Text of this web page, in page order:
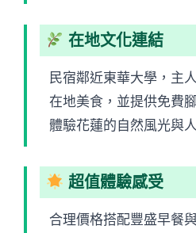
在地文化連結
民宿鄰近東華大學，主
在地美食，並提供免費
體驗花蓮的自然風光與
超值體驗感受
合理價格搭配豐盛早餐